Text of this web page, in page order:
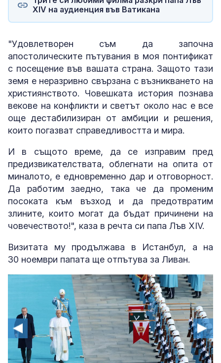
XIV на аудиенция във Ватикана
"Удовлетворен съм да започна
апостолическите пътувания в моя понтификат
с посещение във вашата страна. Защото тази
земя е неразривно свързана с възникването на
християнството. Човешката история познава
векове на конфликти и светът около нас е все
още дестабилизиран от амбиции и решения,
които погазват справедливостта и мира.
И в същото време, да се изправим пред
предизвикателствата, облегнати на опита от
миналото, е едновременно дар и отговорност.
Да работим заедно, така че да променим
посоката към възход и да предотвратим
злините, които могат да бъдат причинени на
човечеството!", каза в речта си папа Лъв XIV.
Визитата му продължава в Истанбул, а на
30 ноември папата ще отпътува за Ливан.